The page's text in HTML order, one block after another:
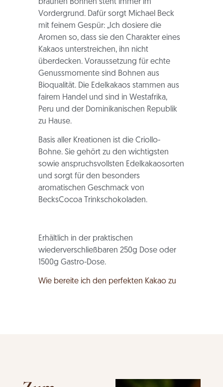
braunen Bohnen steht immer im
Vordergrund. Dafür sorgt Michael Beck
mit feinem Gespür: „Ich dosiere die
Aromen so, dass sie den Charakter eines
Kakaos unterstreichen, ihn nicht
überdecken. Voraussetzung für echte
Genussmomente sind Bohnen aus
Bioqualität. Die Edelkakaos stammen aus
fairem Handel und sind in Westafrika,
Peru und der Dominikanischen Republik
zu Hause.
Basis aller Kreationen ist die Criollo-
Bohne. Sie gehört zu den wichtigsten
sowie anspruchsvollsten Edelkakaosorten
und sorgt für den besonders
aromatischen Geschmack von
BecksCocoa Trinkschokoladen.
Erhältlich in der praktischen
wiederverschließbaren 250g Dose oder
1500g Gastro-Dose.
Wie bereite ich den perfekten Kakao zu